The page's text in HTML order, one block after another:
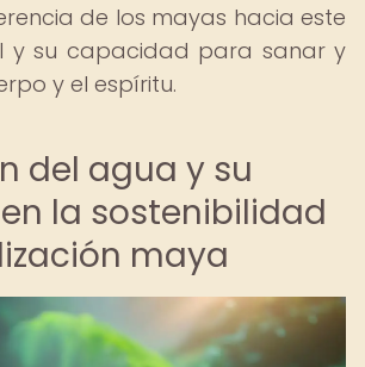
de los mayas hacia este
y su capacidad para sanar y
y el espíritu.
del agua y su
la sostenibilidad
maya